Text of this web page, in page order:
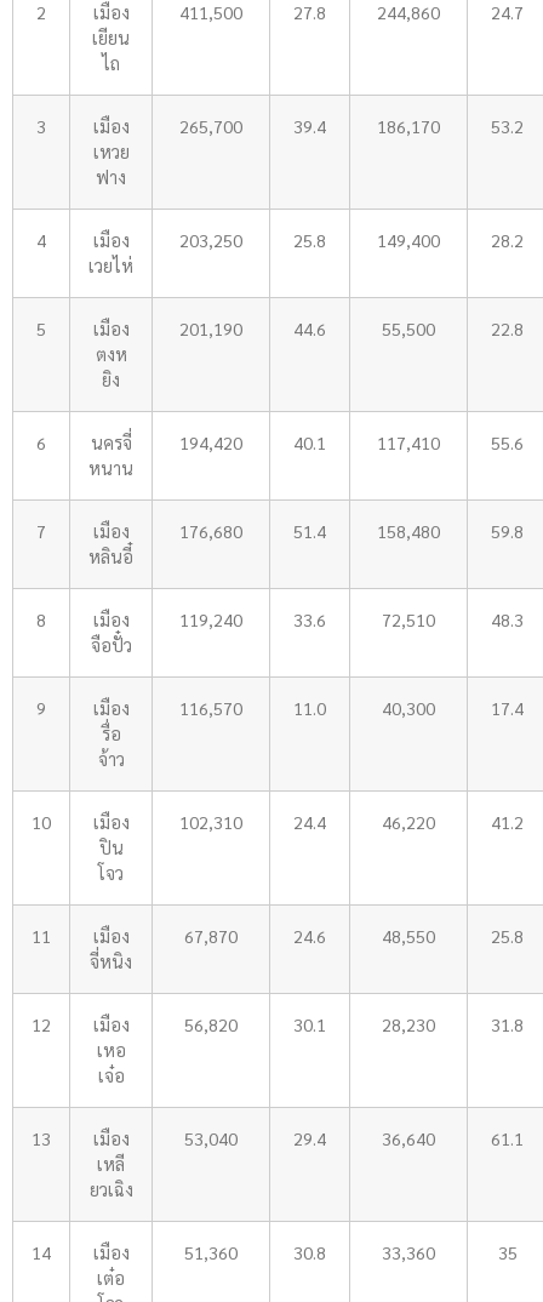
2
เมือง
เยียน
ไถ
411,500 27.8 244,860 24.7
3
เมือง
เหวย
ฟาง
265,700 39.4 186,170 53.2
4
เมือง
เวยไห่
203,250 25.8 149,400 28.2
5
เมือง
ตงห
ยิง
201,190 44.6 55,500 22.8
6
นครจี่
หนาน
194,420 40.1 117,410 55.6
7
เมือง
หลินอี๋
176,680 51.4 158,480 59.8
8
เมือง
จือปั๋ว
119,240 33.6 72,510 48.3
9
เมือง
รื่อ
จ้าว
116,570 11.0 40,300 17.4
10
เมือง
ปิน
โจว
102,310 24.4 46,220 41.2
11
เมือง
จี่หนิง
67,870 24.6 48,550 25.8
12
เมือง
เหอ
เจ๋อ
56,820 30.1 28,230 31.8
13
เมือง
เหลี
ยวเฉิง
53,040 29.4 36,640 61.1
14
เมือง
เต๋อ
51,360 30.8 33,360 35